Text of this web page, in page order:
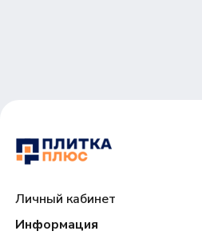
Личный кабинет
Информация